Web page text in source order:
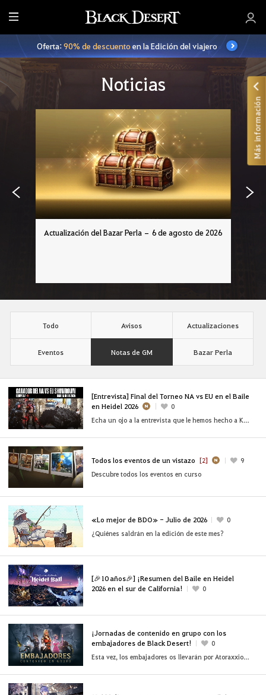
T
o
d
o
Oferta:90% de descuentoen la Edición del viajero
Noticias
Actualización del Bazar Perla – 6 de agosto de 2026
Todo Avisos Actualizaciones
Eventos Notas de GM Bazar Perla
[Entrevista] Final del Torneo NA vs EU en el Baile
en Heidel 2026
0
Echa un ojo a la entrevista que le hemos hecho a Kozye, Calb y BelIy del [NA] Team FOMO
Todos los eventos de un vistazo [2]
9
Descubre todos los eventos en curso
«Lo mejor de BDO» - Julio de 2026
0
¿Quiénes saldrán en la edición de este mes?
[🎉10 años🎉] ¡Resumen del Baile en Heidel
2026 en el sur de California!
0
¡Jornadas de contenido en grupo con los
embajadores de Black Desert!
0
Esta vez, los embajadores os llevarán por Atoraxxion, el Santuario Oscuro y alta mar
Más información